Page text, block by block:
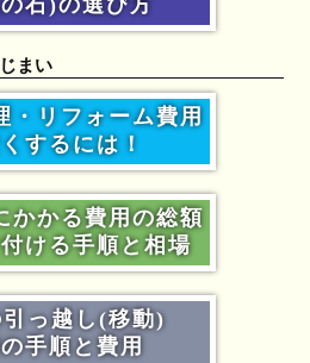
石)の選び方
まい
・リフォーム費用
するには！
かかる費用の総額
ける手順と相場
っ越し(移動)
手順と費用